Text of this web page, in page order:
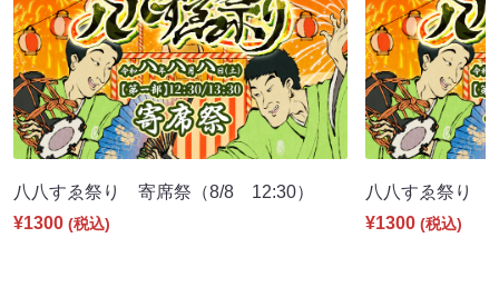
八八すゑ祭り 寄席祭（8/8 12:30）
¥1300 (税込)
八八すゑ祭り
¥1300 (税込)